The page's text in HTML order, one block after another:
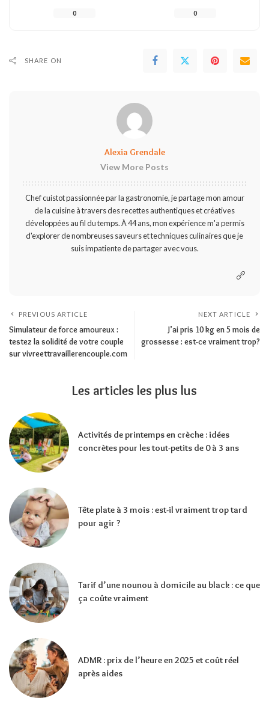
0 0
SHARE ON
Alexia Grendale
View More Posts
Chef cuistot passionnée par la gastronomie, je partage mon amour
de la cuisine à travers des recettes authentiques et créatives
développées au fil du temps. À 44 ans, mon expérience m'a permis
d'explorer de nombreuses saveurs et techniques culinaires que je
suis impatiente de partager avec vous.
PREVIOUS ARTICLE
Simulateur de force amoureux :
testez la solidité de votre couple
sur vivreettravaillerencouple.com
NEXT ARTICLE
J’ai pris 10 kg en 5 mois de
grossesse : est-ce vraiment trop?
Les articles les plus lus
Activités de printemps en crèche : idées
concrètes pour les tout-petits de 0 à 3 ans
Tête plate à 3 mois : est-il vraiment trop tard
pour agir ?
Tarif d’une nounou à domicile au black : ce que
ça coûte vraiment
ADMR : prix de l’heure en 2025 et coût réel
après aides